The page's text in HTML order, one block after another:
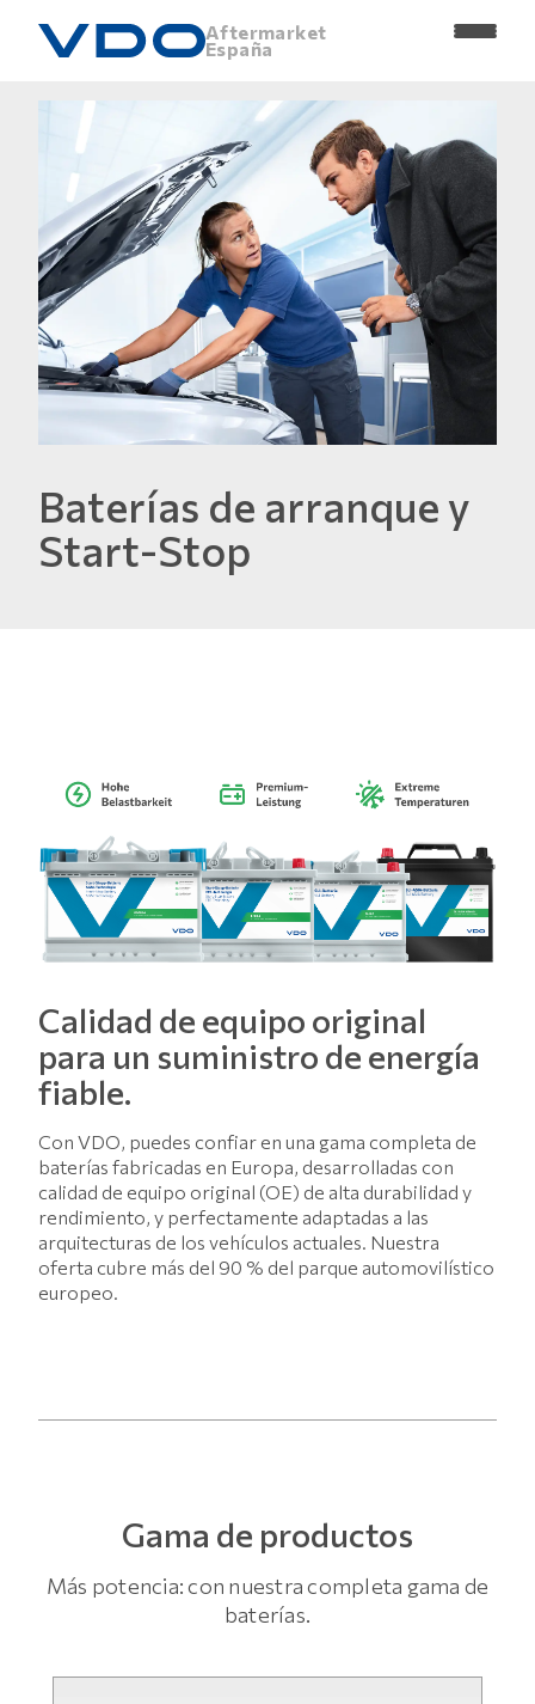
Aftermarket
España
Baterías de arranque y
Start-Stop
Calidad de equipo original
para un suministro de energía
fiable.
Con VDO, puedes confiar en una gama completa de
baterías fabricadas en Europa, desarrolladas con
calidad de equipo original (OE) de alta durabilidad y
rendimiento, y perfectamente adaptadas a las
arquitecturas de los vehículos actuales. Nuestra
oferta cubre más del 90 % del parque automovilístico
europeo.
Gama de productos
Más potencia: con nuestra completa gama de
baterías.